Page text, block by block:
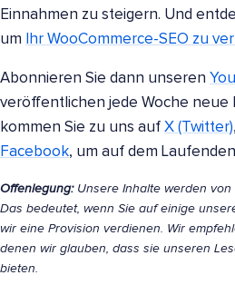
Einnahmen zu steigern. Und
um
Ihr WooCommerce-SEO zu
Abonnieren Sie dann unseren
veröffentlichen jede Woche neue
kommen Sie zu uns auf X (Twitter),
Facebook, um auf dem
Offenlegung:Unsere Inhalte werden von
Das bedeutet, wenn Sie auf einige
wir eine Provision verdienen. Wir
denen wir glauben, dass sie unseren
bieten.